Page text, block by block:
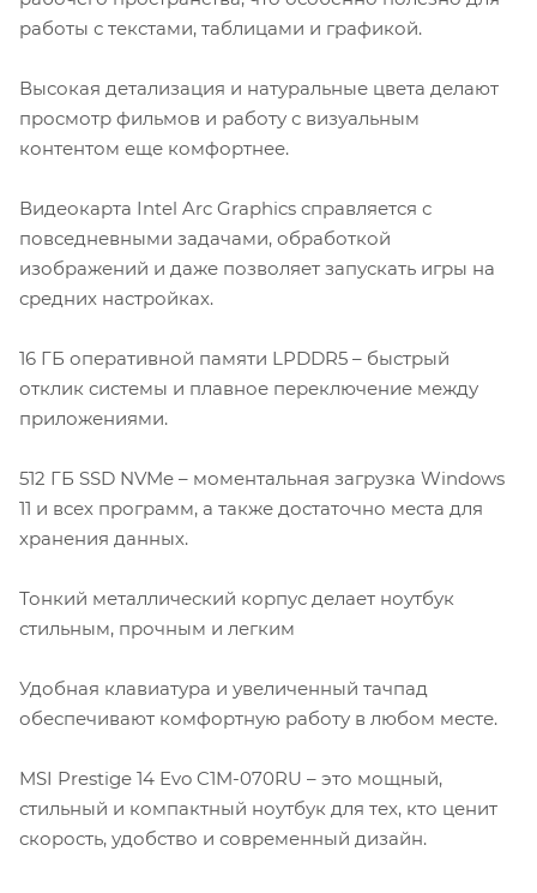
работы с текстами, таблицами и графикой.
Высокая детализация и натуральные цвета делают
просмотр фильмов и работу с визуальным
контентом еще комфортнее.
Видеокарта Intel Arc Graphics справляется с
повседневными задачами, обработкой
изображений и даже позволяет запускать игры на
средних настройках.
16 ГБ оперативной памяти LPDDR5 – быстрый
отклик системы и плавное переключение между
приложениями.
512 ГБ SSD NVMe – моментальная загрузка Windows
11 и всех программ, а также достаточно места для
хранения данных.
Тонкий металлический корпус делает ноутбук
стильным, прочным и легким
Удобная клавиатура и увеличенный тачпад
обеспечивают комфортную работу в любом месте.
MSI Prestige 14 Evo C1M-070RU – это мощный,
стильный и компактный ноутбук для тех, кто ценит
скорость, удобство и современный дизайн.